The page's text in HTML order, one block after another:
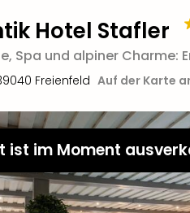
Hotel Stafler
Spa und alpiner Charme:
Freienfeld Auf der Karte
ist im Moment